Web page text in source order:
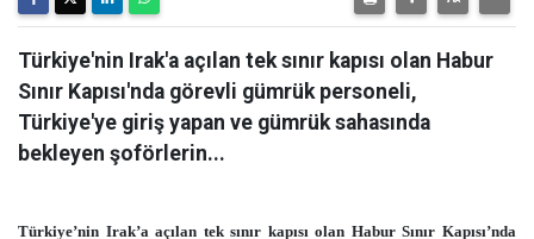
Türkiye'nin Irak'a açılan tek sınır kapısı olan Habur
Sınır Kapısı'nda görevli gümrük personeli,
Türkiye'ye giriş yapan ve gümrük sahasında
bekleyen şoförlerin...
Türkiye’nin Irak’a açılan tek sınır kapısı olan Habur Sınır Kapısı’nda